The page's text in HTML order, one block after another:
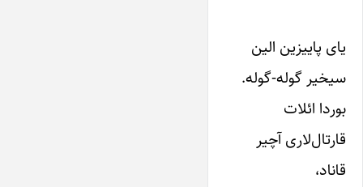
یای‌ پاییزین‌ الین‌
سیخیر گوله‌-گوله‌.
بوردا ائلات‌
قارتال‌لاری‌ آچیر
قاناد،